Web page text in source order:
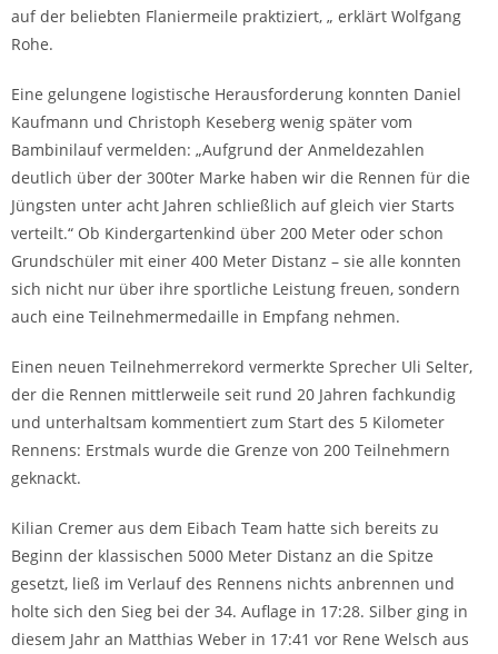
auf der beliebten Flaniermeile praktiziert, „ erklärt Wolfgang
Rohe.
Eine gelungene logistische Herausforderung konnten Daniel
Kaufmann und Christoph Keseberg wenig später vom
Bambinilauf vermelden: „Aufgrund der Anmeldezahlen
deutlich über der 300ter Marke haben wir die Rennen für die
Jüngsten unter acht Jahren schließlich auf gleich vier Starts
verteilt.“ Ob Kindergartenkind über 200 Meter oder schon
Grundschüler mit einer 400 Meter Distanz – sie alle konnten
sich nicht nur über ihre sportliche Leistung freuen, sondern
auch eine Teilnehmermedaille in Empfang nehmen.
Einen neuen Teilnehmerrekord vermerkte Sprecher Uli Selter,
der die Rennen mittlerweile seit rund 20 Jahren fachkundig
und unterhaltsam kommentiert zum Start des 5 Kilometer
Rennens: Erstmals wurde die Grenze von 200 Teilnehmern
geknackt.
Kilian Cremer aus dem Eibach Team hatte sich bereits zu
Beginn der klassischen 5000 Meter Distanz an die Spitze
gesetzt, ließ im Verlauf des Rennens nichts anbrennen und
holte sich den Sieg bei der 34. Auflage in 17:28. Silber ging in
diesem Jahr an Matthias Weber in 17:41 vor Rene Welsch aus